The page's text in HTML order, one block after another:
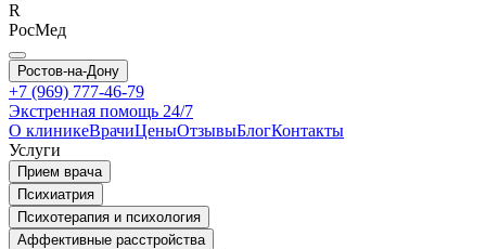
R
РосМед
Ростов-на-Дону
+7 (969) 777-46-79
Экстренная помощь 24/7
О клиникеВрачиЦеныОтзывыБлогКонтакты
Услуги
Прием врача
Психиатрия
Психотерапия и психология
Аффективные расстройства